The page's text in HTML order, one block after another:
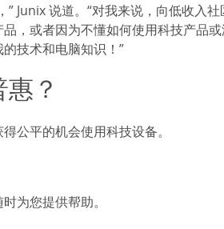
Junix 说道。“对我来说，向低收入
，或者因为不懂如何使用科技产品或
技术和电脑知识！”
？
公平的机会使用科技设备。
为您提供帮助。